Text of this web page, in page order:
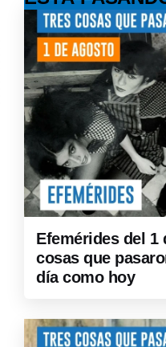
Efemérides del 1
cosas que
día como hoy